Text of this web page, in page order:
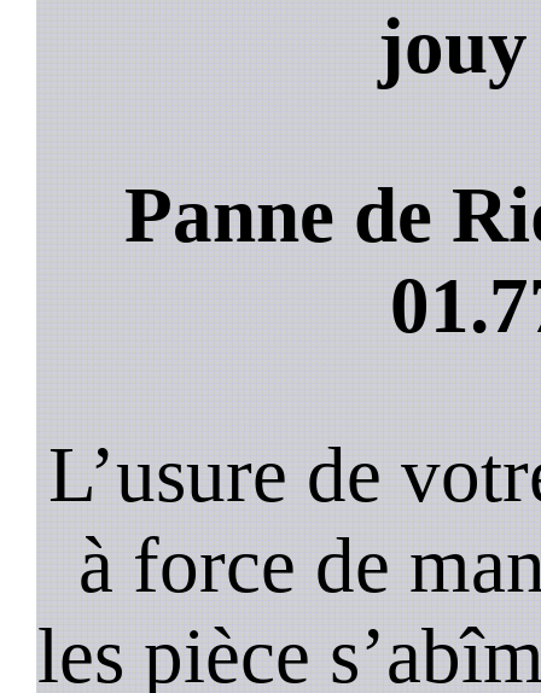
Panne de
L’usure de
à force de
les pièce